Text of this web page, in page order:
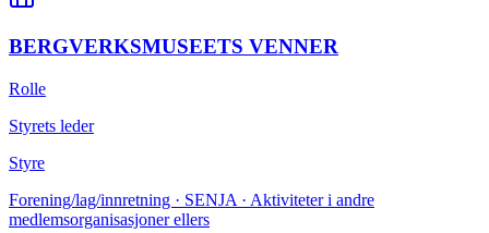
BERGVERKSMUSEETS VENNER
Rolle
Styrets leder
Styre
Forening/lag/innretning · SENJA · Aktiviteter i andre
medlemsorganisasjoner ellers